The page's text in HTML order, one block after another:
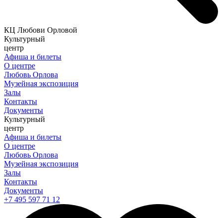
КЦ Любови Орловой
Культурный
центр
Афиша и билеты
О центре
Любовь Орлова
Музейная экспозиция
Залы
Контакты
Документы
Культурный
центр
Афиша и билеты
О центре
Любовь Орлова
Музейная экспозиция
Залы
Контакты
Документы
+7 495 597 71 12